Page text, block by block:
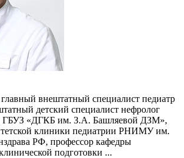
внештатный специалист педиатр
детский специалист нефролог
ГБУЗ «ДГКБ им. З.А. Башляевой ДЗМ»,
клиники педиатрии РНИМУ им.
РФ, профессор кафедры
подготовки ...